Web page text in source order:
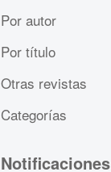
Por autor
Por título
Otras revistas
Categorías
Notificaciones